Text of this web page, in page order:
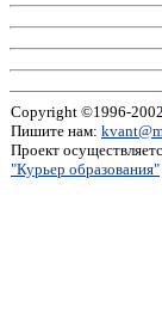
Copyright ©1996-2002
Пишите нам:
Проект
"Курьер образования"